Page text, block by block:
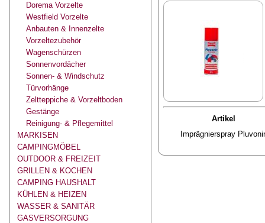
Dorema Vorzelte
Westfield Vorzelte
Anbauten & Innenzelte
Vorzeltezubehör
Wagenschürzen
Sonnenvordächer
Sonnen- & Windschutz
Türvorhänge
Zeltteppiche & Vorzeltboden
Gestänge
Reinigung- & Pflegemittel
MARKISEN
CAMPINGMÖBEL
OUTDOOR & FREIZEIT
GRILLEN & KOCHEN
CAMPING HAUSHALT
KÜHLEN & HEIZEN
WASSER & SANITÄR
GASVERSORGUNG
Artikel
Imprägnierspray